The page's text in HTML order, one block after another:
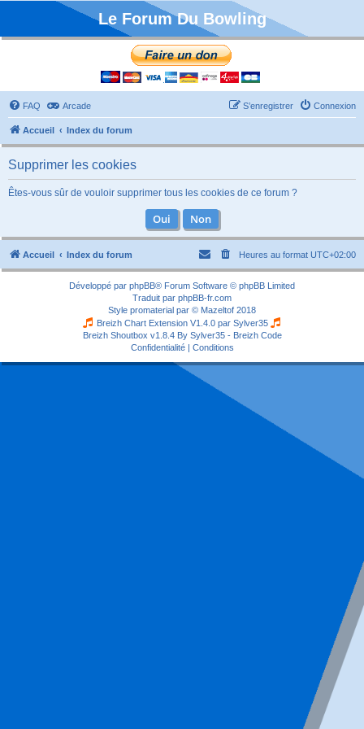
Le Forum Du Bowling
FAQ Arcade Connexion
S’enregistrer
Accueil Index du forum
Supprimer les cookies
Êtes-vous sûr de vouloir supprimer tous les cookies de ce forum ?
Accueil Index du forum Heures au format UTC+02:00
Développé par phpBB® Forum Software © phpBB Limited
Traduit par phpBB-fr.com
Style promaterial par © Mazeltof 2018
Breizh Chart Extension V1.4.0 par Sylver35
Breizh Shoutbox v1.8.4 By Sylver35 - Breizh Code
Confidentialité| Conditions